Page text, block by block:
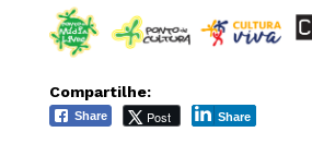
Compartilhe:
Share Post Share